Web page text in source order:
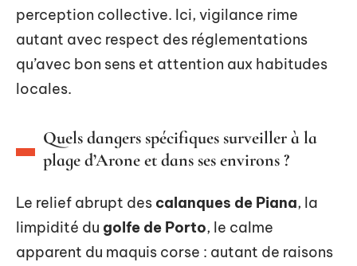
perception collective. Ici, vigilance rime
autant avec respect des réglementations
qu’avec bon sens et attention aux habitudes
locales.
Quels dangers spécifiques surveiller à la
plage d’Arone et dans ses environs ?
Le relief abrupt des calanques de Piana, la
limpidité du golfe de Porto, le calme
apparent du maquis corse : autant de raisons